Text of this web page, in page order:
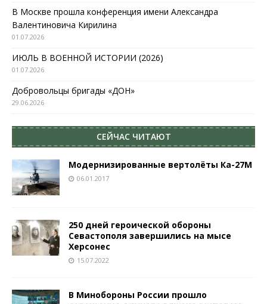
В Москве прошла конференция имени Александра
Валентиновича Кирилина
01.07.2026
ИЮЛЬ В ВОЕННОЙ ИСТОРИИ (2026)
01.07.2026
Добровольцы бригады «ДОН»
29.06.2026
СЕЙЧАС ЧИТАЮТ
Модернизированные вертолёты Ка-27М
06.01.2017
250 дней героической обороны
Севастополя завершились на мысе
Херсонес
15.07.2022
В Минобороны России прошло